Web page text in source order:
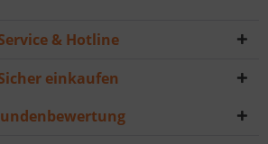
& Hotline
einkaufen